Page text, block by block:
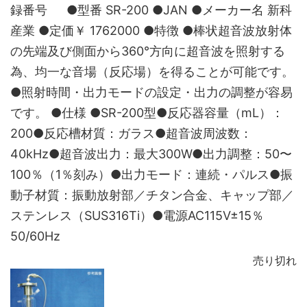
録番号 ●型番 SR-200 ●JAN ●メーカー名 新科
産業 ●定価￥ 1762000 ●特徴 ●棒状超音波放射体
の先端及び側面から360°方向に超音波を照射する
為、均一な音場（反応場）を得ることが可能です。
●照射時間・出力モードの設定・出力の調整が容易
です。 ●仕様 ●SR-200型●反応器容量（mL）：
200●反応槽材質：ガラス●超音波周波数：
40kHz●超音波出力：最大300W●出力調整：50〜
100％（1％刻み）●出力モード：連続・パルス●振
動子材質：振動放射部／チタン合金、キャップ部／
ステンレス（SUS316Ti）●電源AC115V±15％
50/60Hz
売り切れ